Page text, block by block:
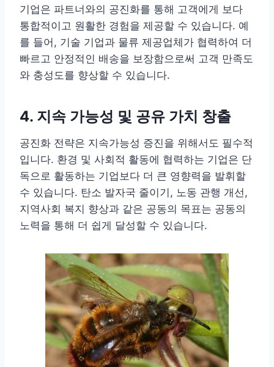
기업은 파트너와의 공진화를 통해 고객에게 보다
통합적이고 원활한 경험을 제공할 수 있습니다. 예
를 들어, 기술 기업과 물류 제공업체가 협력하여 더
빠르고 안정적인 배송을 보장함으로써 고객 만족도
와 충성도를 향상할 수 있습니다.
4. 지속 가능성 및 공유 가치 창출
공진화 전략은 지속가능성 증진을 위해서도 필수적
입니다. 환경 및 사회적 활동에 협력하는 기업은 단
독으로 활동하는 기업보다 더 큰 영향력을 발휘할
수 있습니다. 탄소 발자국 줄이기, 노동 관행 개선,
지역사회 복지 향상과 같은 공동의 목표는 공동의
노력을 통해 더 쉽게 달성할 수 있습니다.